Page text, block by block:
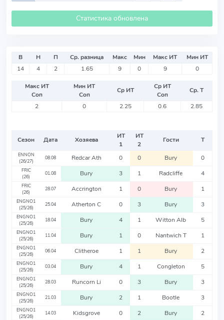
Статистика обновлена
В Н П Ср. разница Макс Мин Макс ИТ
Мин ИТ
14
4 2 1.65 9 0 9 0
Макс ИТ
Соп
Мин ИТ
Соп
Ср ИТ
Ср ИТ
Соп
Ср. Т
2
0 2.25 0.6 2.85
Сезон Дата Хозяева
ИТ
1
ИТ
2
Гости Т
ENNON
(26/27)
08.08 Redcar Ath 0 0 Bury 0
FRIC
(26)
01.08 Bury 3 1 Radcliffe 4
FRIC
(26)
28.07 Accrington 1 0 Bury 1
ENGNO1
(25/26)
25.04 Atherton C 0 3 Bury 3
ENGNO1
(25/26)
18.04 Bury 4 1 Witton Alb 5
ENGNO1
(25/26)
11.04 Bury 1 0 Nantwich T 1
ENGNO1
(25/26)
06.04 Clitheroe 1 1 Bury 2
ENGNO1
(25/26)
03.04 Bury 4 1 Congleton 5
ENGNO1
(25/26)
28.03 Runcorn Li 0 3 Bury 3
ENGNO1
(25/26)
21.03 Bury 2 1 Bootle 3
ENGNO1
(25/26)
14.03 Kidsgrove 0 2 Bury 2